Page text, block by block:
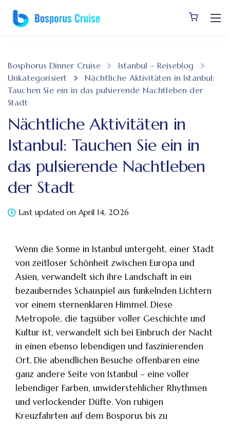
Bosphorus Dinner Cruise
Istanbul – Reiseblog
Unkategorisiert
Nächtliche Aktivitäten in Istanbul:
Tauchen Sie ein in das pulsierende Nachtleben der
Stadt
Nächtliche Aktivitäten in
Istanbul: Tauchen Sie ein in
das pulsierende Nachtleben
der Stadt
Last updated on April 14, 2026
Wenn die Sonne in Istanbul untergeht, einer Stadt
von zeitloser Schönheit zwischen Europa und
Asien, verwandelt sich ihre Landschaft in ein
bezauberndes Schauspiel aus funkelnden Lichtern
vor einem sternenklaren Himmel. Diese
Metropole, die tagsüber voller Geschichte und
Kultur ist, verwandelt sich bei Einbruch der Nacht
in einen ebenso lebendigen und faszinierenden
Ort. Die abendlichen Besuche offenbaren eine
ganz andere Seite von Istanbul – eine voller
lebendiger Farben, unwiderstehlicher Rhythmen
und verlockender Düfte. Von ruhigen
Kreuzfahrten auf dem Bosporus bis zu